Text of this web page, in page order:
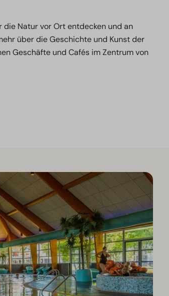
Natur vor Ort entdecken und an
über die Geschichte und Kunst der
Geschäfte und Cafés im Zentrum von